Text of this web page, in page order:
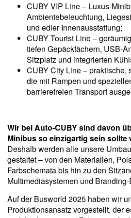
CUBY VIP Line – Luxus-
Ambientebeleuchtung,
und edler Innenausstattung;
CUBY Tourist Line –
tiefen Gepäckfächern, USB-
Sitzplatz und integrierten
CUBY City Line – praktische,
die mit Rampen und
barrierefreien Transport
Wir bei Auto-CUBY sind davon
Minibus so einzigartig sein sollte
Deshalb werden alle unsere
gestaltet – von den Materialien,
Farbschemata bis hin zu den
Multimediasystemen und
Auf der Busworld 2025 haben wir
Produktionsansatz vorgestellt, der